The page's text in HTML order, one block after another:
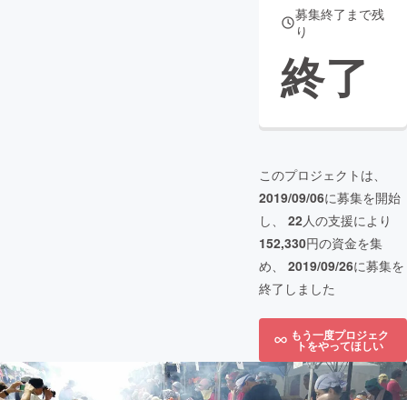
募集終了まで残
り
終了
このプロジェクトは、
2019/09/06に募集を開始
し、 22人の支援により
152,330円の資金を集
め、 2019/09/26に募集を
終了しました
もう一度プロジェク
トをやってほしい